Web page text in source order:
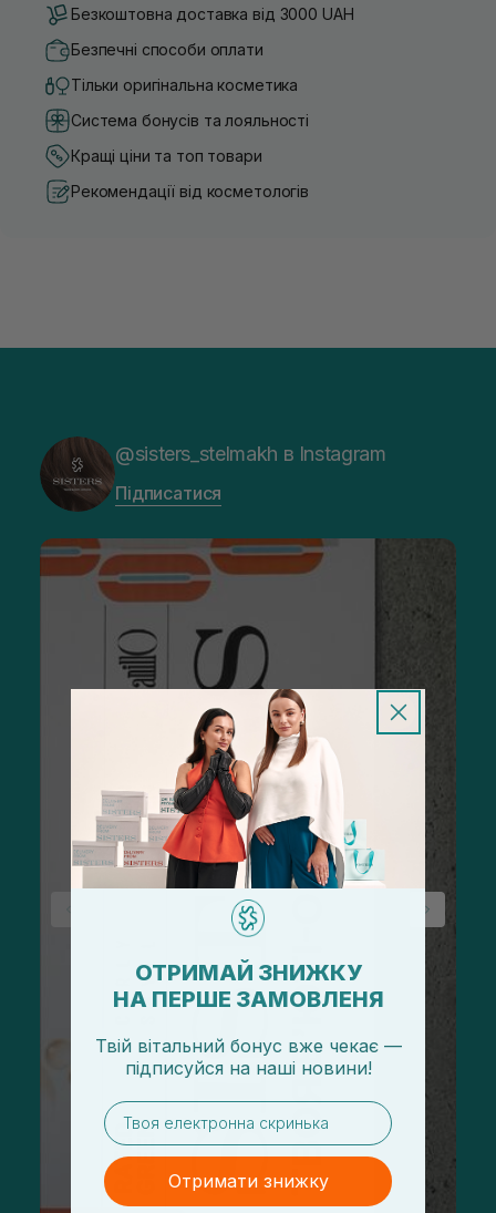
Безкоштовна доставка від 3000 UAH
Безпечні способи оплати
Тільки оригінальна косметика
Система бонусів та лояльності
Кращі ціни та топ товари
Рекомендації від косметологів
@sisters_stelmakh в Instagram
Підписатися
ОТРИМАЙ ЗНИЖКУ
НА ПЕРШЕ ЗАМОВЛЕНЯ
Твій вітальний бонус вже чекає —
підписуйся на наші новини!
email
Отримати знижку